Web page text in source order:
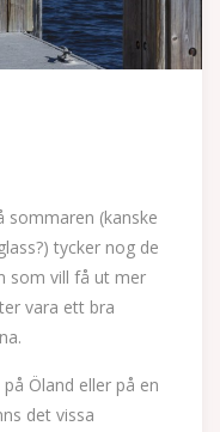
sommaren (kanske
tycker nog de
som vill få ut mer
vara ett bra
Öland eller på en
det vissa